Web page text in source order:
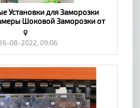
Установки для Заморозки
Шоковой Заморозки от
Гарантия. Черноморское №
- «Оборудование»
08-2022, 09:06